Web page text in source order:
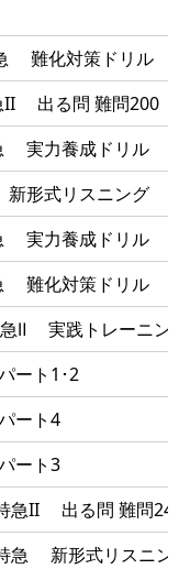
難化対策ドリル
II 出る問 難問200
実力養成ドリル
形式リスニング
実力養成ドリル
難化対策ドリル
Ⅱ 実践トレーニング
ート1･2
ート4
ート3
急II 出る問 難問240
急 新形式リスニング